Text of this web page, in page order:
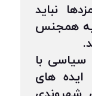
نباید
همجنس
سیاسی با
ایده های